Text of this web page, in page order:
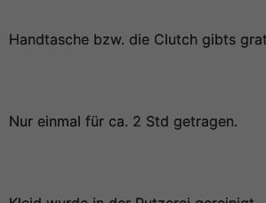
Handtasche bzw. die Clutch gibts
Nur einmal für ca. 2 Std getragen.